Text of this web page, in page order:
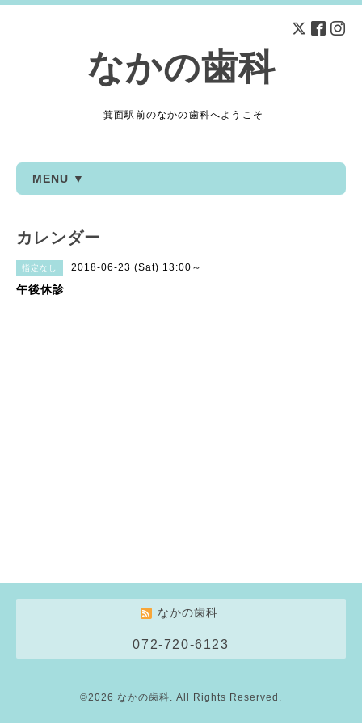
なかの歯科
箕面駅前のなかの歯科へようこそ
MENU ▼
カレンダー
指定なし 2018-06-23 (Sat) 13:00～
午後休診
なかの歯科
072-720-6123
©2026 なかの歯科. All Rights Reserved.